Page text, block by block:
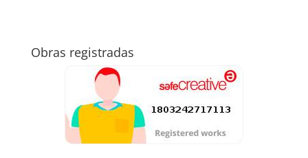
Obras registradas